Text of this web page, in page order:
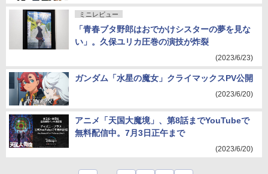
ミニレビュー
「青春ブタ野郎はおでかけシスターの夢を見な
い」。久保ユリカ圧巻の演技が炸裂
(2023/6/23)
ガンダム「水星の魔女」クライマックスPV公開
(2023/6/20)
アニメ「天国大魔境」、第8話までYouTubeで
無料配信中。7月3日正午まで
(2023/6/20)